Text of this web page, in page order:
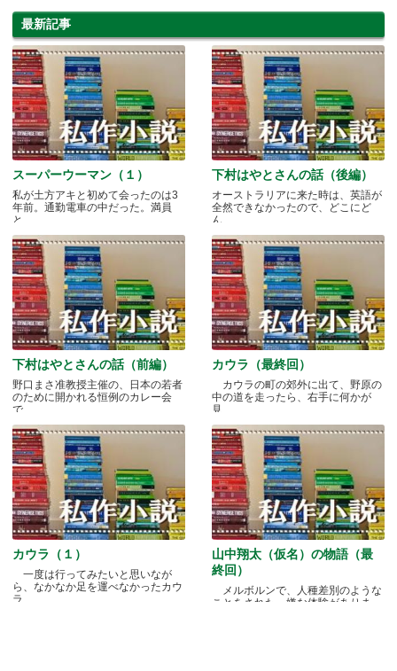
最新記事
スーパーウーマン（１）
私が土方アキと初めて会ったのは3
年前。通勤電車の中だった。満員
と.....
下村はやとさんの話（後編）
オーストラリアに来た時は、英語が
全然できなかったので、どこにど
ん.....
下村はやとさんの話（前編）
野口まさ准教授主催の、日本の若者
のために開かれる恒例のカレー会
で.....
カウラ（最終回）
カウラの町の郊外に出て、野原の
中の道を走ったら、右手に何かが
見.....
カウラ（１）
一度は行ってみたいと思いなが
ら、なかなか足を運べなかったカウ
ラ.....
山中翔太（仮名）の物語（最
終回）
メルボルンで、人種差別のような
ことをされた、嫌な体験がありま